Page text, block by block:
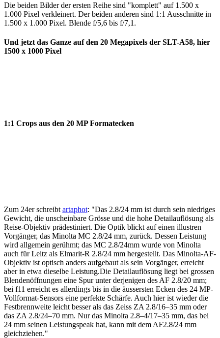
Die beiden Bilder der ersten Reihe sind "komplett" auf 1.500 x
1.000 Pixel verkleinert. Der beiden anderen sind 1:1 Ausschnitte in
1.500 x 1.000 Pixel. Blende f/5,6 bis f/7,1.
Und jetzt das Ganze auf den 20 Megapixels der SLT-A58, hier
1500 x 1000 Pixel
1:1 Crops aus den 20 MP Formatecken
Zum 24er schreibt artaphot: "Das 2.8/24 mm ist durch sein niedriges
Gewicht, die unscheinbare Grösse und die hohe Detailauflösung als
Reise-Objektiv prädestiniert. Die Optik blickt auf einen illustren
Vorgänger, das Minolta MC 2.8/24 mm, zurück. Dessen Leistung
wird allgemein gerühmt; das MC 2.8/24mm wurde von Minolta
auch für Leitz als Elmarit-R 2.8/24 mm hergestellt. Das Minolta-AF-
Objektiv ist optisch anders aufgebaut als sein Vorgänger, erreicht
aber in etwa dieselbe Leistung.Die Detailauflösung liegt bei grossen
Blendenöffnungen eine Spur unter derjenigen des AF 2.8/20 mm;
bei f11 erreicht es allerdings bis in die äussersten Ecken des 24 MP-
Vollformat-Sensors eine perfekte Schärfe. Auch hier ist wieder die
Festbrennweite leicht besser als das Zeiss ZA 2.8/16–35 mm oder
das ZA 2.8/24–70 mm. Nur das Minolta 2.8–4/17–35 mm, das bei
24 mm seinen Leistungspeak hat, kann mit dem AF2.8/24 mm
gleichziehen."